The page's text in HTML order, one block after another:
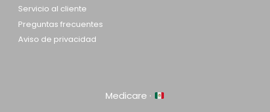
Servicio al cliente
Preguntas frecuentes
Aviso de privacidad
Medicare ·